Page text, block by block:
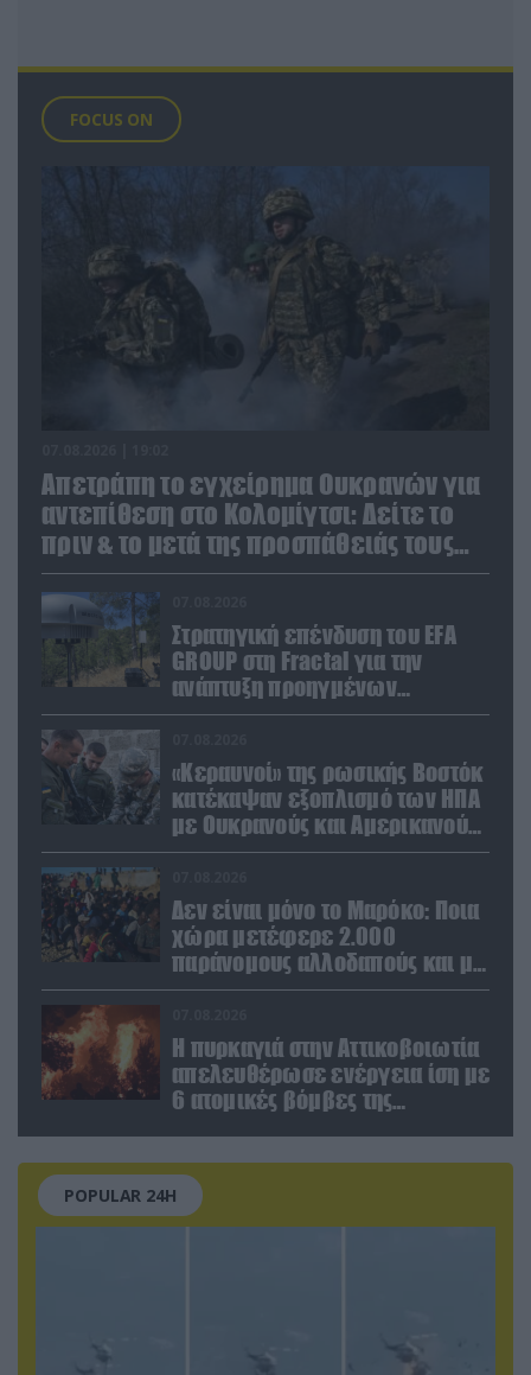
FOCUS ON
Απετράπη το εγχείρημα Ουκρανών για
αντεπίθεση στο Κολομίγτσι: Δείτε το
πριν & το μετά της προσπάθειάς τους
(βίντεο)
Στρατηγική επένδυση του EFA
GROUP στη Fractal για την
ανάπτυξη προηγμένων
αμυντικών τεχνολογιών σε
«Κεραυνοί» της ρωσικής Βοστόκ
κατέκαψαν εξοπλισμό των ΗΠΑ
με Ουκρανούς και Αμερικανούς
μισθοφόρους – Δείτε βίντεο
Δεν είναι μόνο το Μαρόκο: Ποια
χώρα μετέφερε 2.000
παράνομους αλλοδαπούς και με
ναρκωτικά στην Ισπανία
Η πυρκαγιά στην Αττικοβοιωτία
απελευθέρωσε ενέργεια ίση με
6 ατομικές βόμβες της
POPULAR 24H